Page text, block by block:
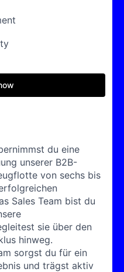
du eine
unserer B2B-
von sechs bis
Sales Team bist du
sie über den
hinweg.
sorgst du für ein
und trägst aktiv